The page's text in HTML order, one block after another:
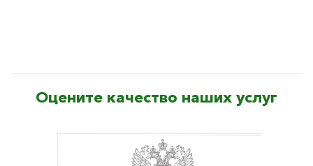
Оцените качество наших услуг